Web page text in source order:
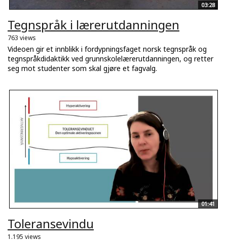
03:28
Tegnspråk i lærerutdanningen
763 views
Videoen gir et innblikk i fordypningsfaget norsk tegnspråk og
tegnspråkdidaktikk ved grunnskolelærerutdanningen, og retter
seg mot studenter som skal gjøre et fagvalg.
01:41
Toleransevindu
1.195 views